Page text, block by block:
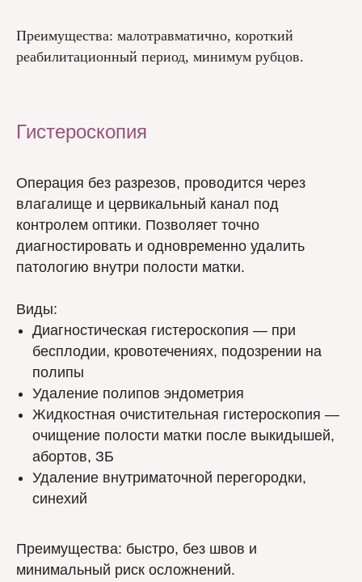
Преимущества: малотравматично, короткий
реабилитационный период, минимум рубцов.
Гистероскопия
Операция без разрезов, проводится через
влагалище и цервикальный канал под
контролем оптики. Позволяет точно
диагностировать и одновременно удалить
патологию внутри полости матки.
Виды:
Диагностическая гистероскопия — при
бесплодии, кровотечениях, подозрении на
полипы
Удаление полипов эндометрия
Жидкостная очистительная гистероскопия —
очищение полости матки после выкидышей,
абортов, ЗБ
Удаление внутриматочной перегородки,
синехий
Преимущества: быстро, без швов и
минимальный риск осложнений.